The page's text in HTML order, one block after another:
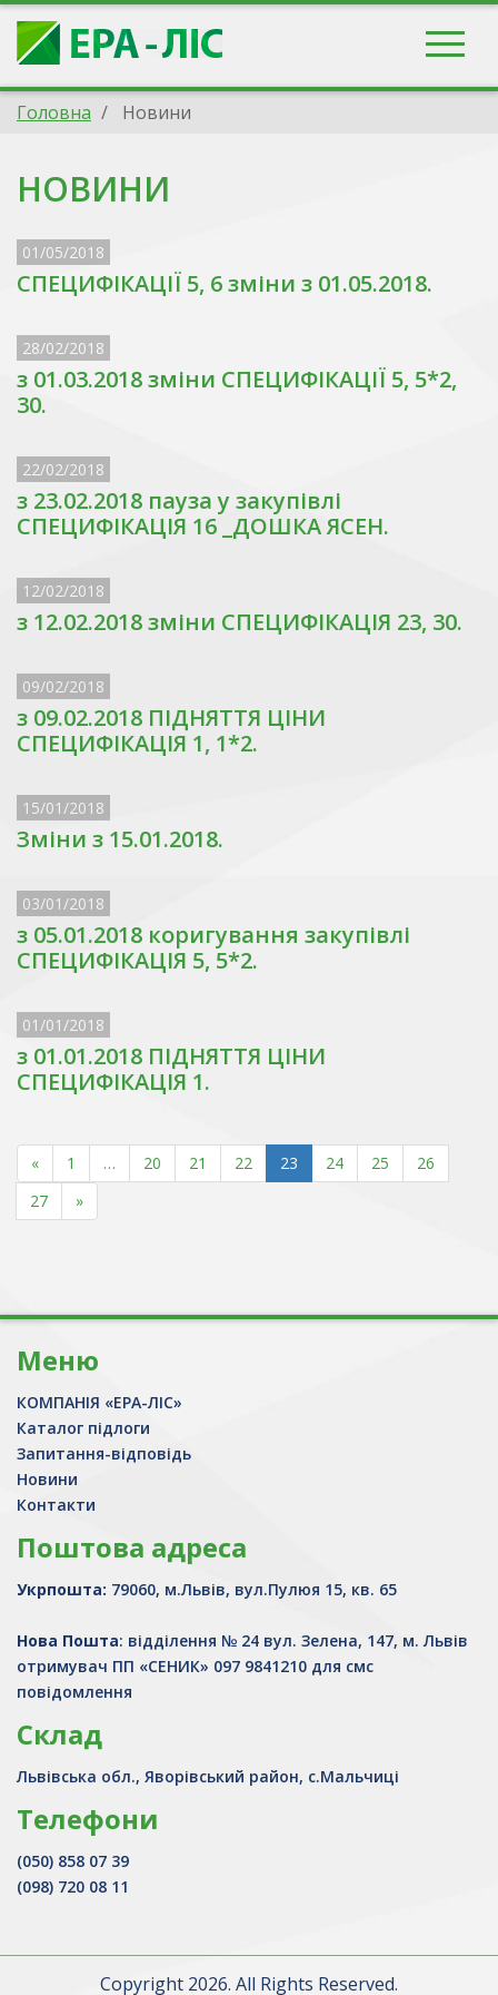
Головна Новини
НОВИНИ
01/05/2018
СПЕЦИФІКАЦІЇ 5, 6 зміни з 01.05.2018.
28/02/2018
з 01.03.2018 зміни СПЕЦИФІКАЦІЇ 5, 5*2,
30.
22/02/2018
з 23.02.2018 пауза у закупівлі
СПЕЦИФІКАЦІЯ 16 _ДОШКА ЯСЕН.
12/02/2018
з 12.02.2018 зміни СПЕЦИФІКАЦІЯ 23, 30.
09/02/2018
з 09.02.2018 ПІДНЯТТЯ ЦІНИ
СПЕЦИФІКАЦІЯ 1, 1*2.
15/01/2018
Зміни з 15.01.2018.
03/01/2018
з 05.01.2018 коригування закупівлі
СПЕЦИФІКАЦІЯ 5, 5*2.
01/01/2018
з 01.01.2018 ПІДНЯТТЯ ЦІНИ
СПЕЦИФІКАЦІЯ 1.
« 1 … 20 21 22 23 24 25
26
27
»
Меню
КОМПАНІЯ «ЕРА-ЛІС»
Каталог підлоги
Запитання-відповідь
Новини
Контакти
Поштова адреса
Укрпошта: 79060, м.Львів, вул.Пулюя 15, кв. 65
Нова Пошта: відділення № 24 вул. Зелена, 147, м. Львів
отримувач ПП «СЕНИК» 097 9841210 для смс
повідомлення
Склад
Львівська обл., Яворівський район, с.Мальчиці
Телефони
(050) 858 07 39
(098) 720 08 11
Copyright 2026. All Rights Reserved.